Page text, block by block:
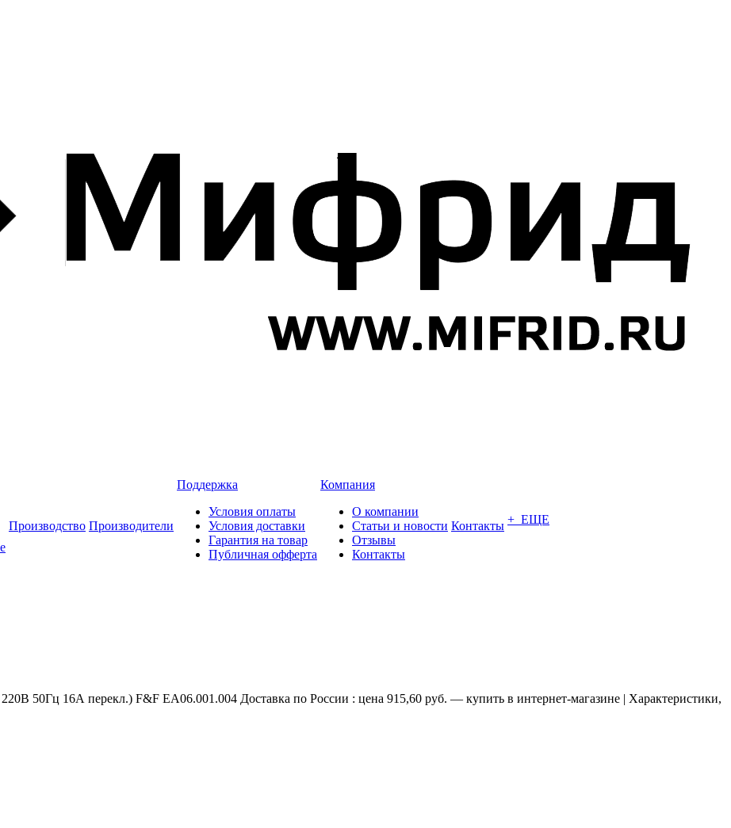
Производство Производители
Поддержка
Условия оплаты
Условия доставки
Гарантия на товар
Публичная офферта
Компания
О компании
Статьи и новости
Отзывы
Контакты
Контакты + ЕЩЕ
50Гц 16А перекл.) F&F EA06.001.004 Доставка по России : цена 915,60 руб. — купить в интернет-магазине | Характеристики,